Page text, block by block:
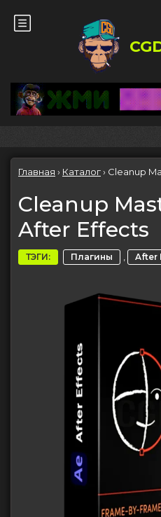
Главная › Каталог› Cleanup
Cleanup
After Effects
ТЭГИ: Плагины , After